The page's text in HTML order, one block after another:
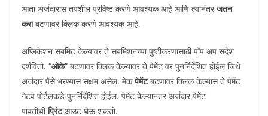
आता अर्जदारास तपशील प्रविष्ट करणे आवश्यक आहे आणि त्यानंतरजतन
कराबटणावर क्लिक करणे आवश्यक आहे.
अप्लिकेशन सबमिट केल्यावर ते सबमिशनच्या पुष्टीकरणासाठी पॉप अप संदेश
दर्शवितो. “ओके” बटणावर क्लिक केल्यावर ते पेमेंट वर पुनर्निर्देशित होईल जिथे
अर्जदार पैसे भरण्यास सक्षम असेल. मेकपेमेंटबटणावर क्लिक केल्यास ते पेमेंट
गेटवे पोर्टलकडे पुनर्निर्देशित होईल. पेमेंट केल्यानंतर अर्जदार पेमेंट
पावतीचीप्रिंटआउट घेऊ शकतो.